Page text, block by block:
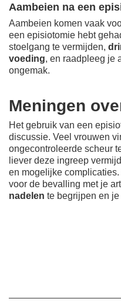
Aambeien na een
Aambeien komen vaak
een episiotomie hebt
stoelgang te vermijden,
voeding, en raadpleeg je
ongemak.
Meningen
Het gebruik van een
discussie. Veel vrouwen
ongecontroleerde scheur
liever deze ingreep
en mogelijke
voor de bevalling met je
nadelen te begrijpen en